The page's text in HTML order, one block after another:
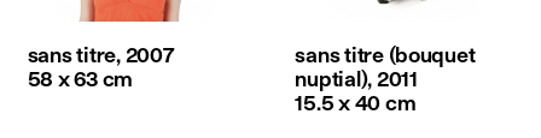
sans titre, 2007
58 x 63 cm
sans titre (bouquet
nuptial), 2011
15.5 x 40 cm